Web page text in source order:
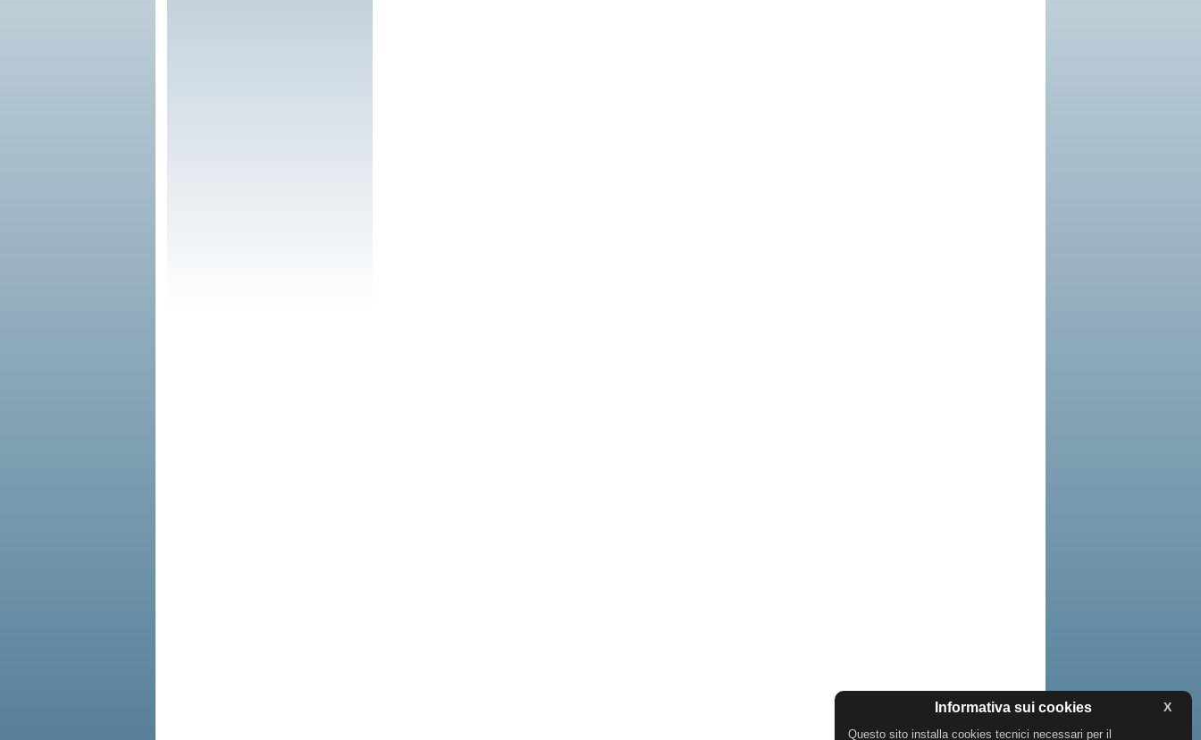
Informativa sui cookies X
Questo sito installa cookies tecnici necessari per il